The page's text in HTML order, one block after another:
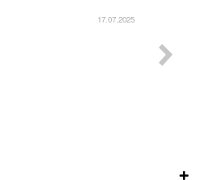
17.07.2025
ich
sehr